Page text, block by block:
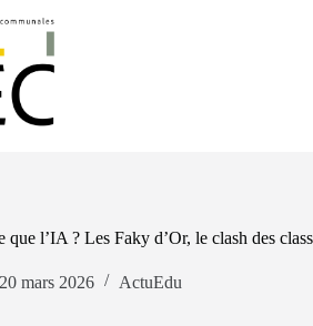
que l’IA ? Les Faky d’Or, le clash des
20 mars 2026 ActuEdu